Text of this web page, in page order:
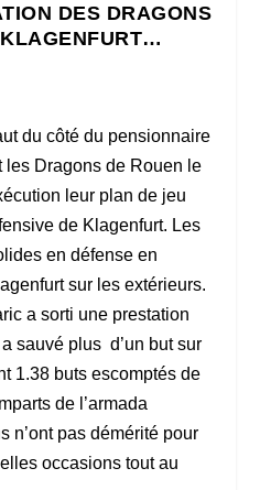
DES DRAGONS
du côté du pensionnaire
les Dragons de Rouen le
leur plan de jeu
de Klagenfurt. Les
en défense en
sur les extérieurs.
a sorti une prestation
sauvé plus d’un but sur
1.38 buts escomptés de
de l’armada
n’ont pas démérité pour
occasions tout au